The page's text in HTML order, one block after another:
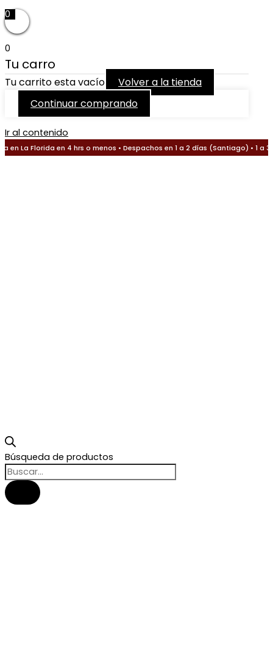
0
0
Tu carro
Tu carrito esta vacío
Volver a la tienda
Continuar comprando
Ir al contenido
La Florida en 4 hrs o menos • Despachos en 1 a 2 días (Santiago) • 1 a
Búsqueda de productos